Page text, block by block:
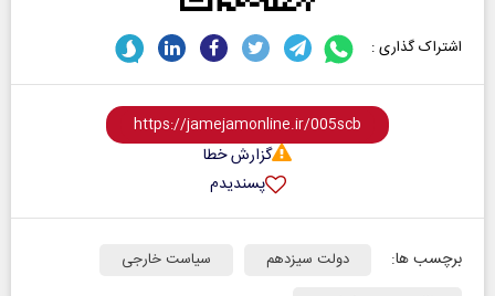
اشتراک گذاری :
گزارش خطا
پسندیدم
برچسب ها: دولت سیزدهم
سیاست خارجی